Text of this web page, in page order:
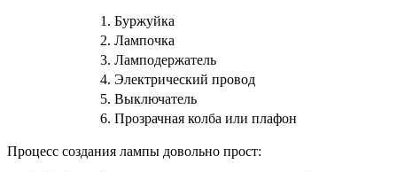
1. Буржуйка
2. Лампочка
3. Ламподержатель
4. Электрический провод
5. Выключатель
6. Прозрачная колба или плафон
Процесс создания лампы довольно прост: